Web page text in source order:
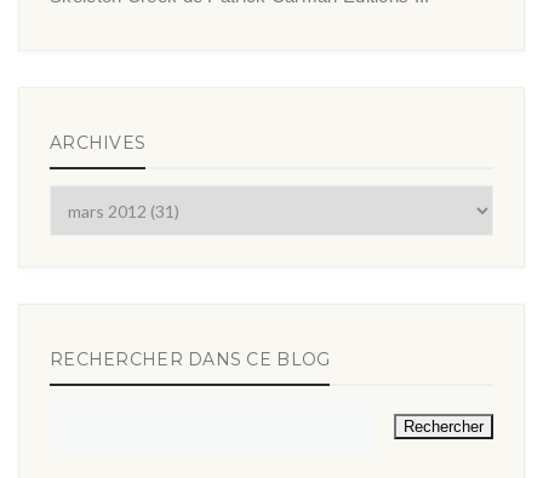
ARCHIVES
RECHERCHER DANS CE BLOG